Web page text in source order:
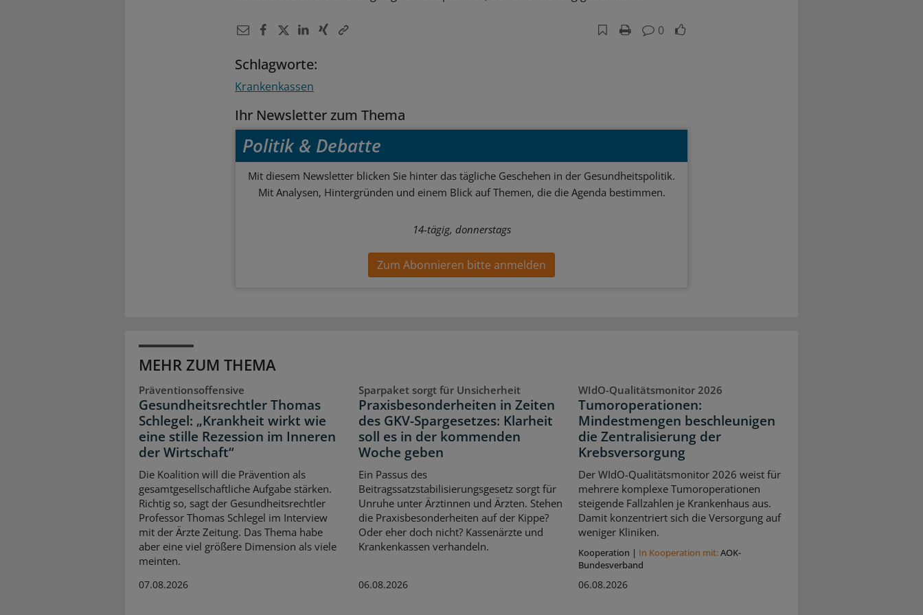
0
Schlagworte:
Krankenkassen
Ihr Newsletter zum Thema
Politik & Debatte
Mit diesem Newsletter blicken Sie hinter das tägliche Geschehen in der Gesundheitspolitik.
Mit Analysen, Hintergründen und einem Blick auf Themen, die die Agenda bestimmen.
14-tägig, donnerstags
Zum Abonnieren bitte anmelden
MEHR ZUM THEMA
Präventionsoffensive
Gesundheitsrechtler Thomas
Schlegel: „Krankheit wirkt wie
eine stille Rezession im Inneren
der Wirtschaft“
Die Koalition will die Prävention als
gesamtgesellschaftliche Aufgabe stärken.
Richtig so, sagt der Gesundheitsrechtler
Professor Thomas Schlegel im Interview
mit der Ärzte Zeitung. Das Thema habe
aber eine viel größere Dimension als viele
meinten.
07.08.2026
Sparpaket sorgt für Unsicherheit
Praxisbesonderheiten in Zeiten
des GKV-Spargesetzes: Klarheit
soll es in der kommenden
Woche geben
Ein Passus des
Beitragssatzstabilisierungsgesetz sorgt für
Unruhe unter Ärztinnen und Ärzten. Stehen
die Praxisbesonderheiten auf der Kippe?
Oder eher doch nicht? Kassenärzte und
Krankenkassen verhandeln.
06.08.2026
WIdO-Qualitätsmonitor 2026
Tumoroperationen:
Mindestmengen beschleunigen
die Zentralisierung der
Krebsversorgung
Der WIdO-Qualitätsmonitor 2026 weist für
mehrere komplexe Tumoroperationen
steigende Fallzahlen je Krankenhaus aus.
Damit konzentriert sich die Versorgung auf
weniger Kliniken.
Kooperation | In Kooperation mit:AOK-
Bundesverband
06.08.2026